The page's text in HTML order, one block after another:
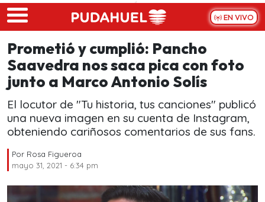
Skip to main content
EN VIVO
Prometió y cumplió: Pancho
Saavedra nos saca pica con foto
junto a Marco Antonio Solís
El locutor de "Tu historia, tus canciones" publicó
una nueva imagen en su cuenta de Instagram,
obteniendo cariñosos comentarios de sus fans.
Por Rosa Figueroa
mayo 31, 2021 - 6:34 pm